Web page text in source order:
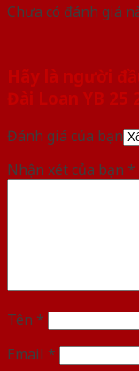
Chưa có đánh giá
Hãy là người
Đài Loan YB 25
Đánh giá của bạn
Nhận xét của bạn *
Tên *
Email *